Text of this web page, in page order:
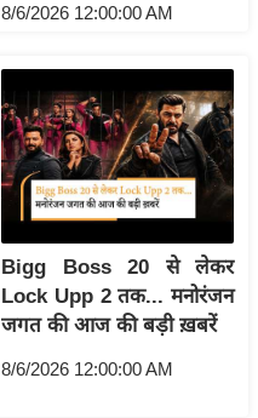
8/6/2026 12:00:00 AM
Bigg Boss 20 से लेकर
Lock Upp 2 तक... मनोरंजन
जगत की आज की बड़ी ख़बरें
8/6/2026 12:00:00 AM